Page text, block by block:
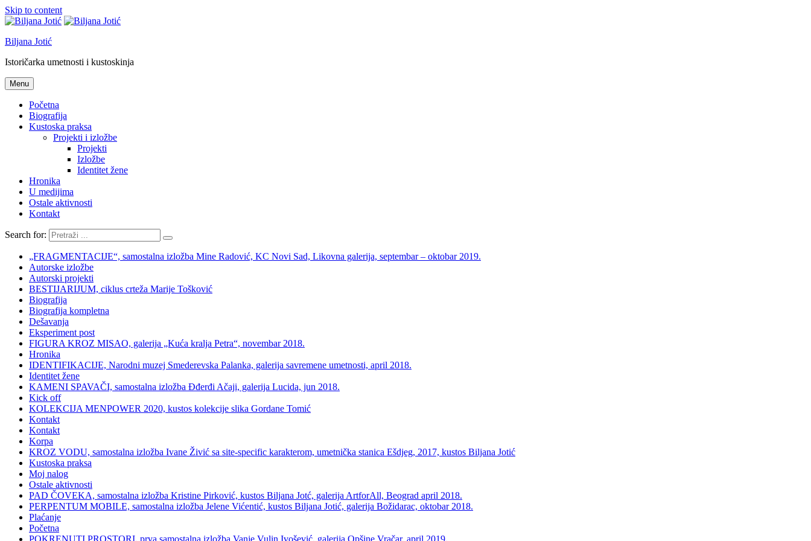
Skip to content
Biljana Jotić
Istoričarka umetnosti i kustoskinja
Menu
Početna
Biografija
Kustoska praksa
Projekti i izložbe
Projekti
Izložbe
Identitet žene
Hronika
U medijima
Ostale aktivnosti
Kontakt
Search for:
„FRAGMENTACIJE“, samostalna izložba Mine Radović, KC Novi Sad, Likovna galerija, septembar – oktobar 2019.
Autorske izložbe
Autorski projekti
BESTIJARIJUM, ciklus crteža Marije Tošković
Biografija
Biografija kompletna
Dešavanja
Eksperiment post
FIGURA KROZ MISAO, galerija „Kuća kralja Petra“, novembar 2018.
Hronika
IDENTIFIKACIJE, Narodni muzej Smederevska Palanka, galerija savremene umetnosti, april 2018.
Identitet žene
KAMENI SPAVAČI, samostalna izložba Đđerđi Ačaji, galerija Lucida, jun 2018.
Kick off
KOLEKCIJA MENPOWER 2020, kustos kolekcije slika Gordane Tomić
Kontakt
Kontakt
Korpa
KROZ VODU, samostalna izložba Ivane Živić sa site-specific karakterom, umetnička stanica Ešdjeg, 2017, kustos Biljana Jotić
Kustoska praksa
Moj nalog
Ostale aktivnosti
PAD ČOVEKA, samostalna izložba Kristine Pirković, kustos Biljana Jotć, galerija ArtforAll, Beograd april 2018.
PERPENTUM MOBILE, samostalna izložba Jelene Vićentić, kustos Biljana Jotić, galerija Božidarac, oktobar 2018.
Plaćanje
Početna
POKRENUTI PROSTORI, prva samostalna izložba Vanje Vulin Ivošević, galerija Opšine Vračar, april 2019.